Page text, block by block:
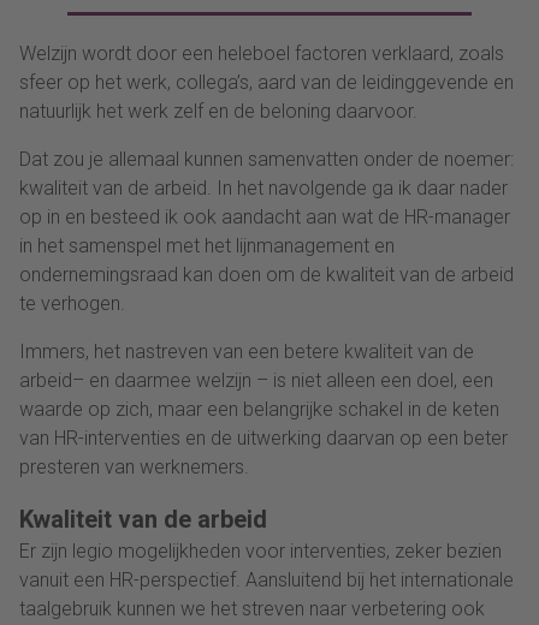
Welzijn wordt door een heleboel factoren verklaard, zoals
sfeer op het werk, collega’s, aard van de leidinggevende en
natuurlijk het werk zelf en de beloning daarvoor.
Dat zou je allemaal kunnen samenvatten onder de noemer:
kwaliteit van de arbeid. In het navolgende ga ik daar nader
op in en besteed ik ook aandacht aan wat de HR-manager
in het samenspel met het lijnmanagement en
ondernemingsraad kan doen om de kwaliteit van de arbeid
te verhogen.
Immers, het nastreven van een betere kwaliteit van de
arbeid– en daarmee welzijn – is niet alleen een doel, een
waarde op zich, maar een belangrijke schakel in de keten
van HR-interventies en de uitwerking daarvan op een beter
presteren van werknemers.
Kwaliteit van de arbeid
Er zijn legio mogelijkheden voor interventies, zeker bezien
vanuit een HR-perspectief. Aansluitend bij het internationale
taalgebruik kunnen we het streven naar verbetering ook